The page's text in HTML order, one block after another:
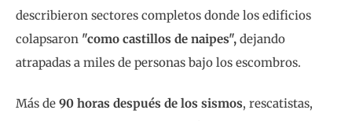
describieron sectores completos donde los edificios
colapsaron "como castillos de naipes", dejando
atrapadas a miles de personas bajo los escombros.
Más de 90 horas después de los sismos, rescatistas,